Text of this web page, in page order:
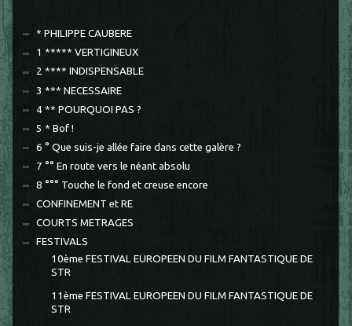
* PHILIPPE CAUBERE
1 ***** VERTIGINEUX
2 **** INDISPENSABLE
3 *** NECESSAIRE
4 ** POURQUOI PAS ?
5 * Bof !
6 ° Que suis-je allée faire dans cette galère ?
7 °° En route vers le néant absolu
8 °°° Touche le fond et creuse encore
CONFINEMENT et RE
COURTS METRAGES
FESTIVALS
10ème FESTIVAL EUROPEEN DU FILM FANTASTIQUE DE
STR
11ème FESTIVAL EUROPEEN DU FILM FANTASTIQUE DE
STR